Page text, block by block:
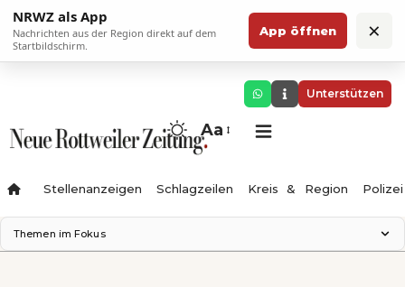
NRWZ als App
Nachrichten aus der Region direkt auf dem
Startbildschirm.
App öffnen ×
Unterstützen
Aa
Stellenanzeigen Schlagzeilen Kreis & Region Polizei
Themen im Fokus